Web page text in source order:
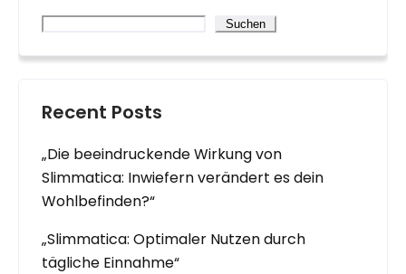
Suchen
Recent Posts
„Die beeindruckende Wirkung von
Slimmatica: Inwiefern verändert es dein
Wohlbefinden?“
„Slimmatica: Optimaler Nutzen durch
tägliche Einnahme“